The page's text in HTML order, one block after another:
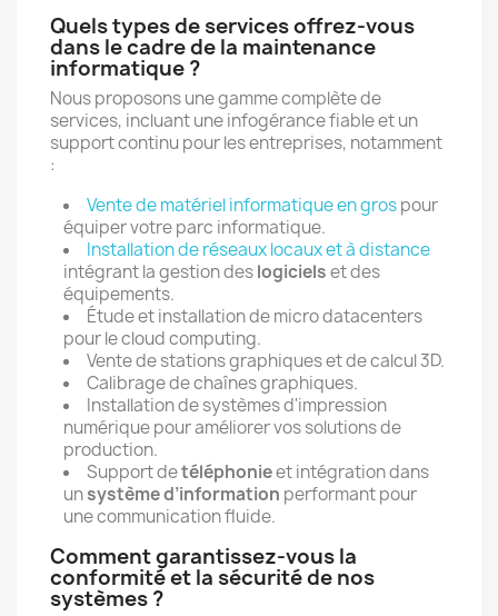
Quels types de services offrez-vous
dans le cadre de la maintenance
informatique ?
Nous proposons une gamme complète de
services, incluant une infogérance fiable et un
support continu pour les entreprises, notamment
:
Vente de matériel informatique en grospour
équiper votre parc informatique.
Installation de réseaux locaux et à distance
intégrant la gestion deslogicielset des
équipements.
Étude et installation de micro datacenters
pour le cloud computing.
Vente de stations graphiques et de calcul 3D.
Calibrage de chaînes graphiques.
Installation de systèmes d'impression
numérique pour améliorer vos solutions de
production.
Support detéléphonieet intégration dans
unsystème d’information performant pour
une communication fluide.
Comment garantissez-vous la
conformité et la sécurité de nos
systèmes ?